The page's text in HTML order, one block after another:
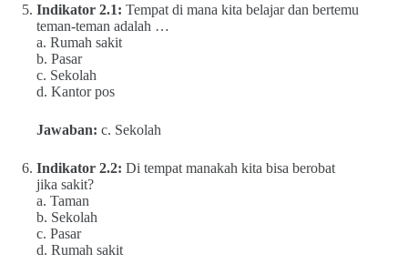
Indikator 2.1: Tempat di mana kita belajar dan bertemu
teman-teman adalah …
a. Rumah sakit
b. Pasar
c. Sekolah
d. Kantor pos
Jawaban: c. Sekolah
Indikator 2.2: Di tempat manakah kita bisa berobat
jika sakit?
a. Taman
b. Sekolah
c. Pasar
d. Rumah sakit